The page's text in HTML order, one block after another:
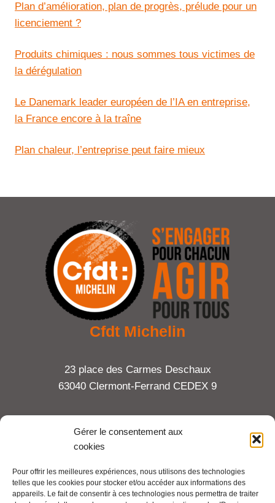
Gérer le consentement aux
cookies
Pour offrir les meilleures expériences, nous utilisons des technologies
telles que les cookies pour stocker et/ou accéder aux informations des
appareils. Le fait de consentir à ces technologies nous permettra de traiter
Plan d’amélioration, plan de progrès, prélude pour un
licenciement ?
Produits chimiques : nous sommes tous victimes de
la dérégulation
Le Danemark leader européen de l’IA en entreprise,
la France encore à la traîne
Plan chaleur, l’entreprise peut faire mieux
Cfdt Michelin
23 place des Carmes Deschaux
63040 Clermont-Ferrand CEDEX 9
Mentions légales